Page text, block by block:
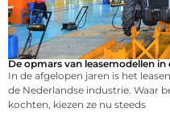
De opmars van leasemodellen
In de afgelopen jaren is het
de Nederlandse industrie. Waar
kochten, kiezen ze nu steeds